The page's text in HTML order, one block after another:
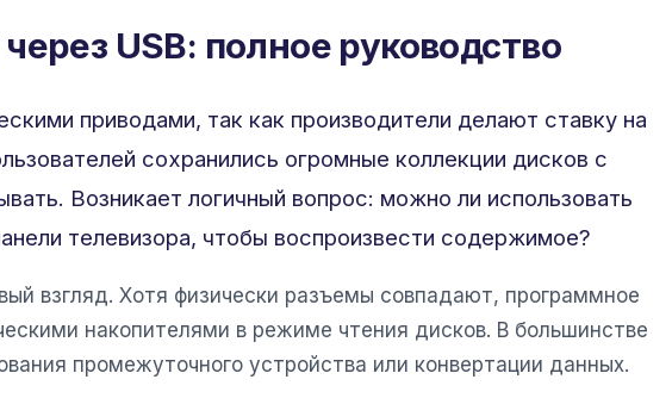
USB: полное руководство
приводами, так как производители делают ставку на
сохранились огромные коллекции дисков с
Возникает логичный вопрос: можно ли использовать
телевизора, чтобы воспроизвести содержимое?
взгляд. Хотя физически разъемы совпадают, программное
накопителями в режиме чтения дисков. В большинстве
промежуточного устройства или конвертации данных.